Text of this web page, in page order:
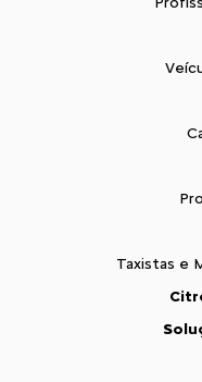
Taxistas e